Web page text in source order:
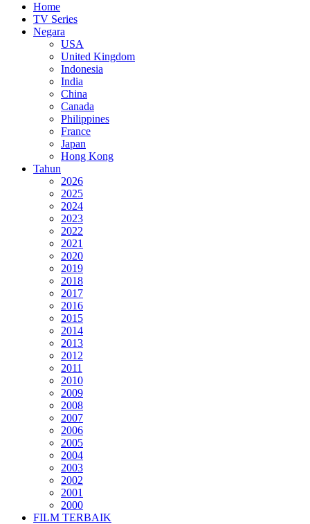
Home
TV Series
Negara
USA
United Kingdom
Indonesia
India
China
Canada
Philippines
France
Japan
Hong Kong
Tahun
2026
2025
2024
2023
2022
2021
2020
2019
2018
2017
2016
2015
2014
2013
2012
2011
2010
2009
2008
2007
2006
2005
2004
2003
2002
2001
2000
FILM TERBAIK